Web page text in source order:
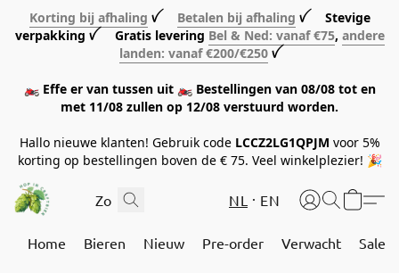
Korting bij afhaling ꪜ Betalen bij afhaling ꪜ Stevige
verpakking ꪜ Gratis levering Bel & Ned: vanaf €75, andere
landen: vanaf €200/€250 ꪜ
🏍️ Effe er van tussen uit 🏍️ Bestellingen van 08/08 tot en
met 11/08 zullen op 12/08 verstuurd worden.
Hallo nieuwe klanten! Gebruik code LCCZ2LG1QPJM voor 5%
korting op bestellingen boven de € 75. Veel winkelplezier! 🎉
NL EN
Home Bieren Nieuw Pre-order Verwacht Sale